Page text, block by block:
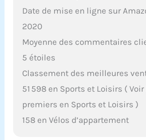
Date de mise en ligne sur
2020
Moyenne des commentaires
5 étoiles
Classement des meilleures
51 598 en Sports et Loisirs ( Voir
premiers en Sports et Loisirs )
158 en Vélos d’appartement